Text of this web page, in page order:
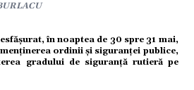
în noaptea de 30 spre 31 mai,
ordinii și siguranței publice,
gradului de siguranță rutieră pe